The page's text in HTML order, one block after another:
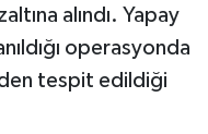
alındı. Yapay
operasyonda
tespit edildiği